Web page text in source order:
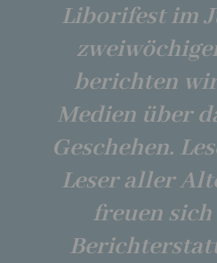
Liborifest im
berichten
Medien über
Geschehen.
Leser aller
freuen